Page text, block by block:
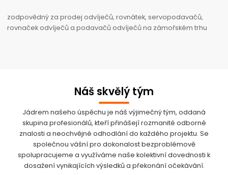
zodpovědný za prodej odvíječů, rovnátek, servopodavačů,
rovnaček odvíječů a podavačů odvíječů na zámořském trhu
Náš skvělý tým
Jádrem našeho úspěchu je náš výjimečný tým, oddaná
skupina profesionálů, kteří přinášejí rozmanité odborné
znalosti a neochvějné odhodlání do každého projektu. Se
společnou vášní pro dokonalost bezproblémově
spolupracujeme a využíváme naše kolektivní dovednosti k
dosažení vynikajících výsledků a překonání očekávání.